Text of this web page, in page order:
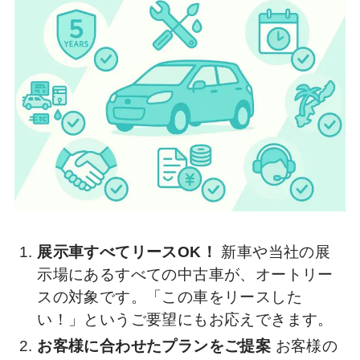
展示車すべてリースOK！
新車や当社の展
示場にあるすべての中古車が、オートリー
スの対象です。「この車をリースした
い！」というご要望にもお応えできます。
お客様に合わせたプランをご提案 お客様の